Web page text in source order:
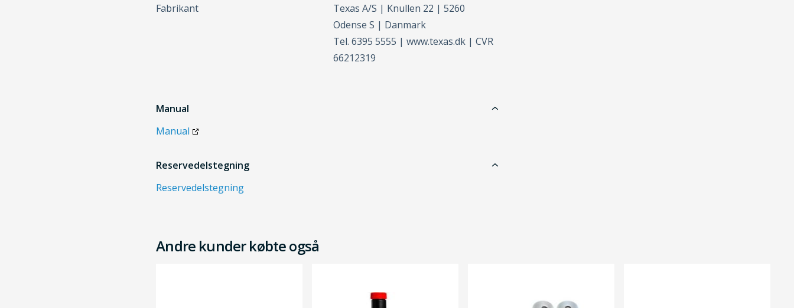
Fabrikant
Texas A/S | Knullen 22 | 5260
Odense S | Danmark
Tel. 6395 5555 | www.texas.dk | CVR
66212319
Manual
Manual
Reservedelstegning
Reservedelstegning
Andre kunder købte også